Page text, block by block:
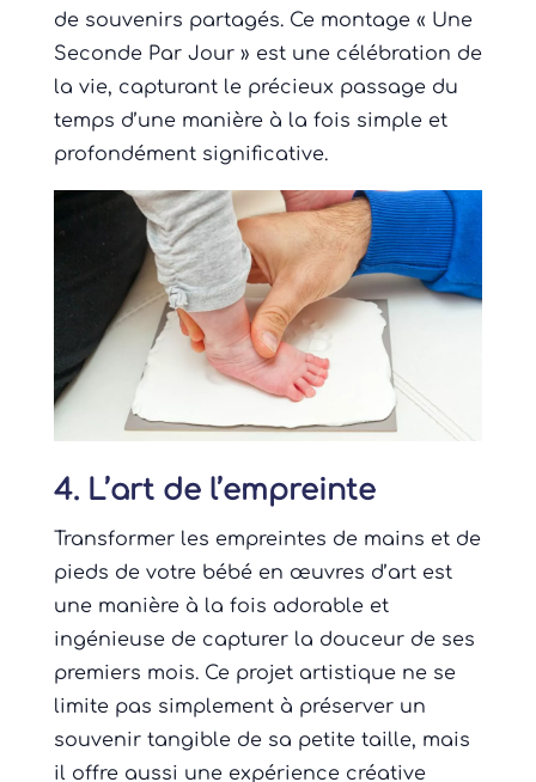
de souvenirs partagés. Ce montage « Une
Seconde Par Jour » est une célébration de
la vie, capturant le précieux passage du
temps d’une manière à la fois simple et
profondément significative.
4. L’art de l’empreinte
Transformer les empreintes de mains et de
pieds de votre bébé en œuvres d’art est
une manière à la fois adorable et
ingénieuse de capturer la douceur de ses
premiers mois. Ce projet artistique ne se
limite pas simplement à préserver un
souvenir tangible de sa petite taille, mais
il offre aussi une expérience créative